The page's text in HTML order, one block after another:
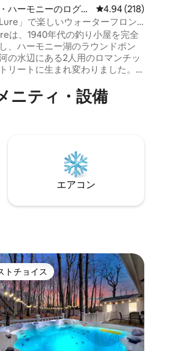
中4.87つ星の平均評価
ハーモニーのログハ
レビュー218件、5つ
4.94 (218)
Lure」で楽しいウォーターフロン
イベートな休暇を
は、1940年代の釣り小屋を完全
、ハーモニー湖のラウンドポン
の水辺にある2人用のロマンチッ
リートに生まれ変わりました。
ジの魅力とモダンな贅沢が融合
す。星空の下の専用ホットタ
でありながら、ハイキング、ダイ
、スキー、ジム・ソープ、ポコ
ースウェイなど、冒険に出かけら
からもすぐ近く。ロマンスが残
ニティ・設備
エアコン
のゲストチョイスです。
トチョイス